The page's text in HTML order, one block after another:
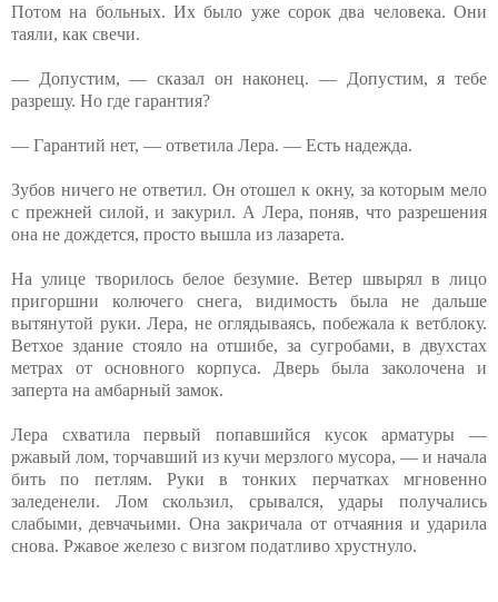
Потом на больных. Их было уже сорок два человека. Они
таяли, как свечи.
— Допустим, — сказал он наконец. — Допустим, я тебе
разрешу. Но где гарантия?
— Гарантий нет, — ответила Лера. — Есть надежда.
Зубов ничего не ответил. Он отошел к окну, за которым мело
с прежней силой, и закурил. А Лера, поняв, что разрешения
она не дождется, просто вышла из лазарета.
На улице творилось белое безумие. Ветер швырял в лицо
пригоршни колючего снега, видимость была не дальше
вытянутой руки. Лера, не оглядываясь, побежала к ветблоку.
Ветхое здание стояло на отшибе, за сугробами, в двухстах
метрах от основного корпуса. Дверь была заколочена и
заперта на амбарный замок.
Лера схватила первый попавшийся кусок арматуры —
ржавый лом, торчавший из кучи мерзлого мусора, — и начала
бить по петлям. Руки в тонких перчатках мгновенно
заледенели. Лом скользил, срывался, удары получались
слабыми, девчачьими. Она закричала от отчаяния и ударила
снова. Ржавое железо с визгом податливо хрустнуло.